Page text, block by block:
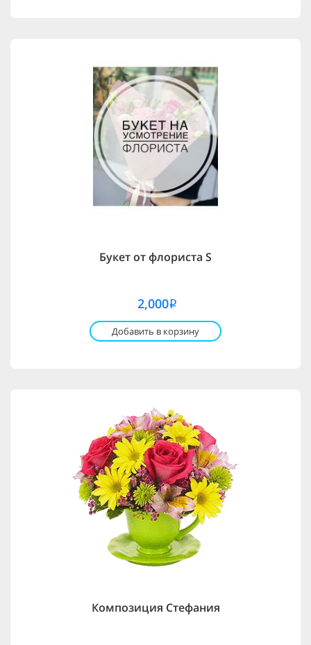
Букет от флориста S
2,000i
Добавить в корзину
Композиция Стефания